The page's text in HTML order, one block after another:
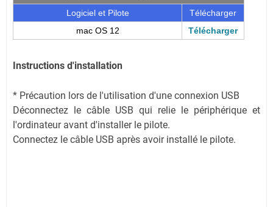
Logiciel et Pilote
Télécharger
mac OS 12
Télécharger
Instructions d'installation
* Précaution lors de l'utilisation d'une connexion USB
Déconnectez le câble USB qui relie le périphérique et
l'ordinateur avant d'installer le pilote.
Connectez le câble USB après avoir installé le pilote.